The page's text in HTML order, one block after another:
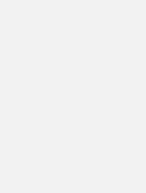
Ziffernstempel 41x24